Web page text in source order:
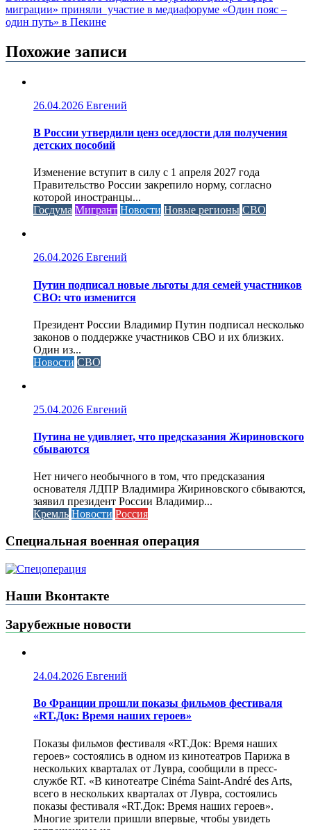
миграции» приняли участие в медиафоруме «Один пояс –
один путь» в Пекине
Похожие записи
26.04.2026 Евгений
В России утвердили ценз оседлости для получения
детских пособий
Изменение вступит в силу с 1 апреля 2027 года
Правительство России закрепило норму, согласно
которой иностранцы...
Госдума Мигрант Новости Новые регионы СВО
26.04.2026 Евгений
Путин подписал новые льготы для семей участников
СВО: что изменится
Президент России Владимир Путин подписал несколько
законов о поддержке участников СВО и их близких.
Один из...
Новости СВО
25.04.2026 Евгений
Путина не удивляет, что предсказания Жириновского
сбываются
Нет ничего необычного в том, что предсказания
основателя ЛДПР Владимира Жириновского сбываются,
заявил президент России Владимир...
Кремль Новости Россия
Специальная военная операция
Наши Вконтакте
Зарубежные новости
24.04.2026 Евгений
Во Франции прошли показы фильмов фестиваля
«RT.Док: Время наших героев»
Показы фильмов фестиваля «RT.Док: Время наших
героев» состоялись в одном из кинотеатров Парижа в
нескольких кварталах от Лувра, сообщили в пресс-
службе RT. «В кинотеатре Cinéma Saint-André des Arts,
всего в нескольких кварталах от Лувра, состоялись
показы фестиваля «RT.Док: Время наших героев».
Многие зрители пришли впервые, чтобы увидеть